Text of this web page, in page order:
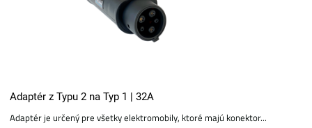
Adaptér z Typu 2 na Typ 1 | 32A
Adaptér je určený pre všetky elektromobily, ktoré majú konektor...